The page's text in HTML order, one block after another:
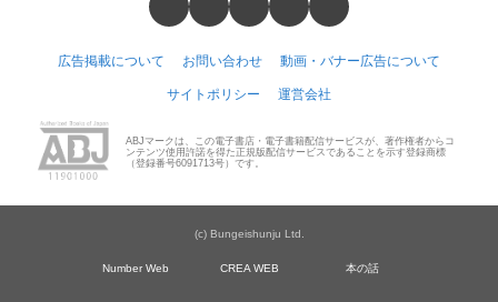
広告掲載について お問い合わせ 動画・バナー広告について
サイトポリシー 運営会社
ABJマークは、この電子書店・電子書籍配信サービスが、著作権者からコ
ンテンツ使用許諾を得た正規版配信サービスであることを示す登録商標
（登録番号6091713号）です。
(c) Bungeishunju Ltd.
Number Web CREA WEB 本の話